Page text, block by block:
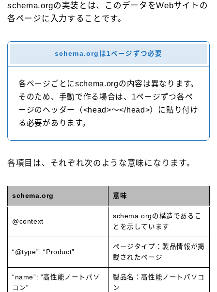
schema.orgの実装とは、このデータをWebサイトの
各ページに入力することです。
schema.orgは1ページずつ必要
各ページごとにschema.orgの内容は異なります。
そのため、手動で作る場合は、1ページずつ各ペ
ージのヘッダー（<head>～</head>）に貼り付け
る必要があります。
各項目は、それぞれ次のような意味になります。
schema.org 意味
@context
schema.orgの構造であるこ
とを示しています
“@type”: “Product”
ページタイプ：製品情報が掲
載されたページ
“name”: “高性能ノートパソ
コン”
製品名：高性能ノートパソコ
ン